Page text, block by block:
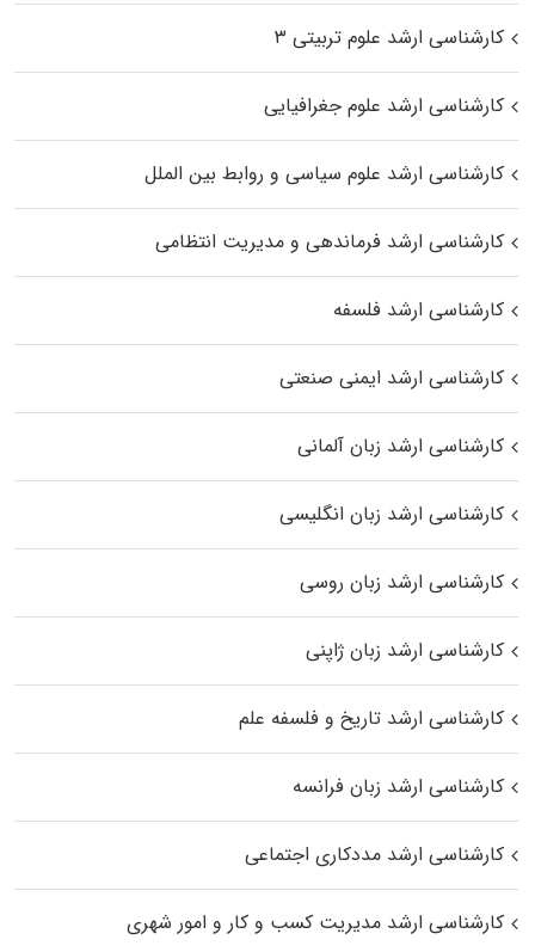
کارشناسی ارشد علوم تربیتی ۳
کارشناسی ارشد علوم جغرافیایی
کارشناسی ارشد علوم سیاسی و روابط بین الملل
کارشناسی ارشد فرماندهی و مدیریت انتظامی
کارشناسی ارشد فلسفه
کارشناسی ارشد ایمنی صنعتی
کارشناسی ارشد زبان آلمانی
کارشناسی ارشد زبان انگلیسی
کارشناسی ارشد زبان روسی
کارشناسی ارشد زبان ژاپنی
کارشناسی ارشد تاریخ و فلسفه علم
کارشناسی ارشد زبان فرانسه
کارشناسی ارشد مددکاری اجتماعی
کارشناسی ارشد مدیریت کسب و کار و امور شهری